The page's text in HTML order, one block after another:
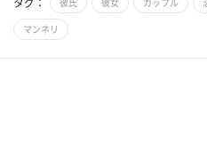
タグ： 彼氏 彼女 カップル
マンネリ